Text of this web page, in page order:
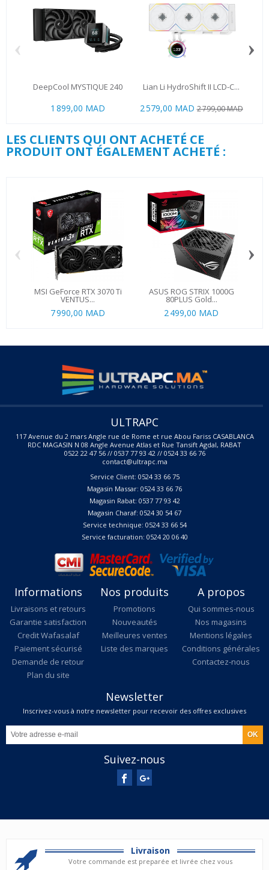
DeepCool MYSTIQUE 240
1 899,00 MAD
Lian Li HydroShift II LCD-C...
2 579,00 MAD 2 799,00 MAD
‹ ›
LES CLIENTS QUI ONT ACHETÉ CE
PRODUIT ONT ÉGALEMENT ACHETÉ :
MSI GeForce RTX 3070 Ti
VENTUS...
7 990,00 MAD
ASUS ROG STRIX 1000G
80PLUS Gold...
2 499,00 MAD
‹ ›
ULTRAPC
117 Avenue du 2 mars Angle rue de Rome et rue Abou Fariss CASABLANCA
RDC MAGASIN N 08 Angle Avenue Atlas et Rue Tansift Agdal, RABAT
0522 22 47 56 // 0537 77 93 42 // 0524 33 66 76
contact@ultrapc.ma
Service Client: 0524 33 66 75
Magasin Massar: 0524 33 66 76
Magasin Rabat: 0537 77 93 42
Magasin Charaf: 0524 30 54 67
Service technique: 0524 33 66 54
Service facturation: 0524 20 06 40
Informations
Livraisons et retours
Garantie satisfaction
Credit Wafasalaf
Paiement sécurisé
Demande de retour
Plan du site
Nos produits
Promotions
Nouveautés
Meilleures ventes
Liste des marques
A propos
Qui sommes-nous
Nos magasins
Mentions légales
Conditions générales
Contactez-nous
Newsletter
Inscrivez-vous à notre newsletter pour recevoir des offres exclusives
Suivez-nous
Livraison
Votre commande est preparée et livrée chez vous